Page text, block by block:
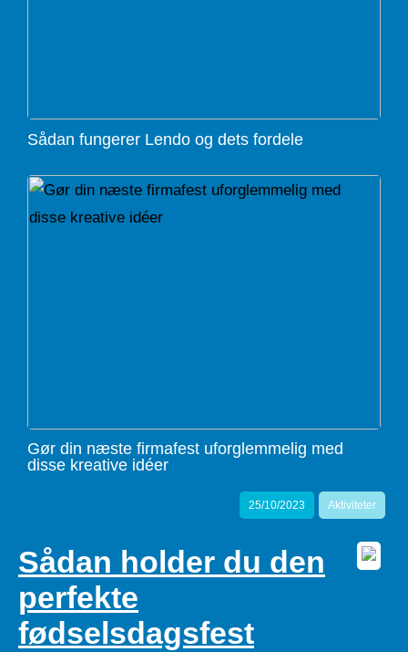
Sådan fungerer Lendo og dets fordele
Gør din næste firmafest uforglemmelig med
disse kreative idéer
25/10/2023 Aktiviteter
Sådan holder du den
perfekte
fødselsdagsfest